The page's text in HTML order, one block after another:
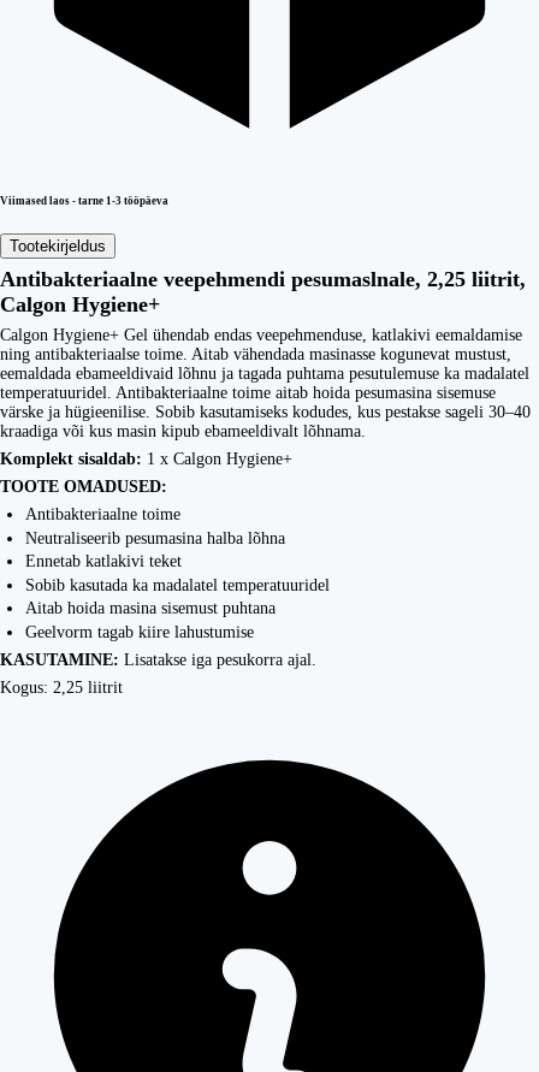
Viimased laos - tarne 1-3 tööpäeva
Tootekirjeldus
Antibakteriaalne veepehmendi pesumaslnale, 2,25 liitrit,
Calgon Hygiene+
Calgon Hygiene+ Gel ühendab endas veepehmenduse, katlakivi eemaldamise
ning antibakteriaalse toime. Aitab vähendada masinasse kogunevat mustust,
eemaldada ebameeldivaid lõhnu ja tagada puhtama pesutulemuse ka madalatel
temperatuuridel. Antibakteriaalne toime aitab hoida pesumasina sisemuse
värske ja hügieenilise. Sobib kasutamiseks kodudes, kus pestakse sageli 30–40
kraadiga või kus masin kipub ebameeldivalt lõhnama.
Komplekt sisaldab: 1 x Calgon Hygiene+
TOOTE OMADUSED:
Antibakteriaalne toime
Neutraliseerib pesumasina halba lõhna
Ennetab katlakivi teket
Sobib kasutada ka madalatel temperatuuridel
Aitab hoida masina sisemust puhtana
Geelvorm tagab kiire lahustumise
KASUTAMINE: Lisatakse iga pesukorra ajal.
Kogus: 2,25 liitrit